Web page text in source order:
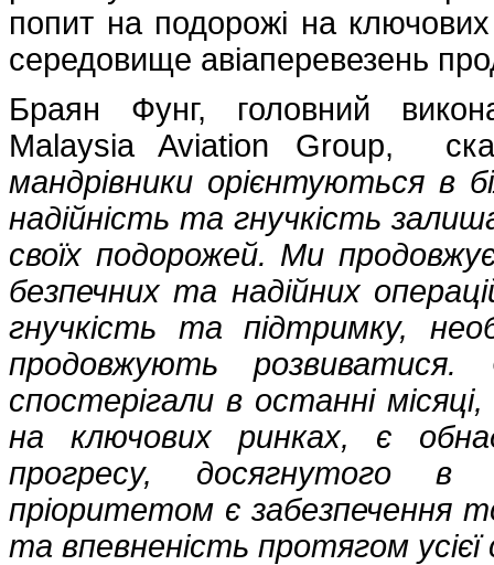
попит на подорожі на
середовище авіаперевезень
Браян Фунг, головний
Malaysia Aviation Group,
мандрівники орієнтуються в
надійність та гнучкість
своїх подорожей. Ми
безпечних та надійних
гнучкість та підтримку,
продовжують розвиватися.
спостерігали в останні
на ключових ринках, є
прогресу, досягнутого в
пріоритетом є забезпечення
та впевненість протягом усієї